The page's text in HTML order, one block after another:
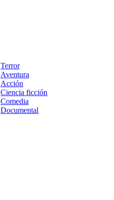
Terror
Aventura
Acción
Ciencia ficción
Comedia
Documental